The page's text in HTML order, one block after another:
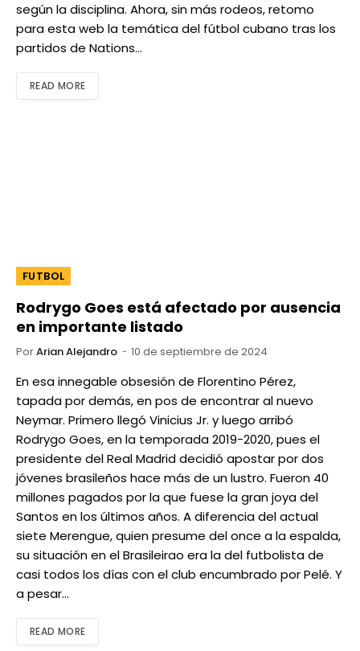
según la disciplina. Ahora, sin más rodeos, retomo
para esta web la temática del fútbol cubano tras los
partidos de Nations…
READ MORE
FUTBOL
Rodrygo Goes está afectado por ausencia
en importante listado
PorArian Alejandro 10 de septiembre de 2024
En esa innegable obsesión de Florentino Pérez,
tapada por demás, en pos de encontrar al nuevo
Neymar. Primero llegó Vinicius Jr. y luego arribó
Rodrygo Goes, en la temporada 2019-2020, pues el
presidente del Real Madrid decidió apostar por dos
jóvenes brasileños hace más de un lustro. Fueron 40
millones pagados por la que fuese la gran joya del
Santos en los últimos años. A diferencia del actual
siete Merengue, quien presume del once a la espalda,
su situación en el Brasileirao era la del futbolista de
casi todos los días con el club encumbrado por Pelé. Y
a pesar…
READ MORE